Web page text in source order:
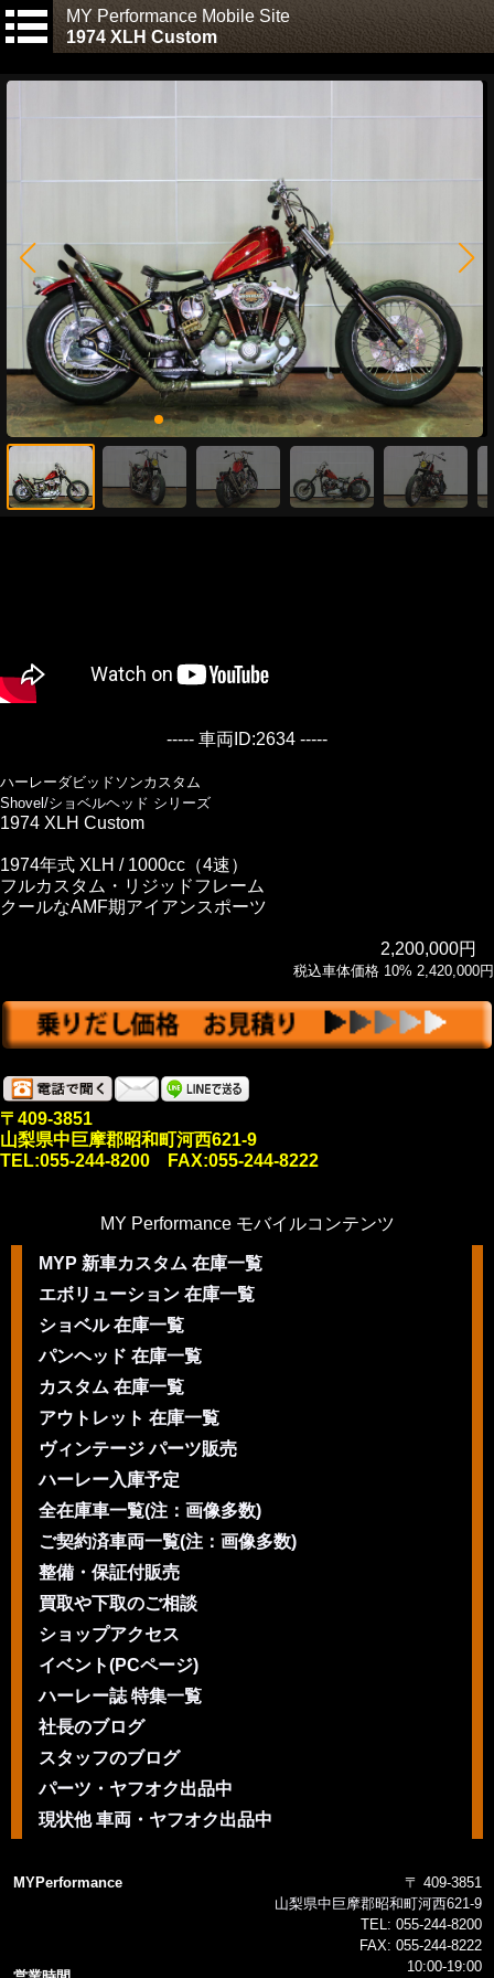
MY Performance Mobile Site
1974 XLH Custom
----- 車両ID:2634 -----
ハーレーダビッドソンカスタム
Shovel/ショベルヘッド シリーズ
1974 XLH Custom
1974年式 XLH / 1000cc（4速）
フルカスタム・リジッドフレーム
クールなAMF期アイアンスポーツ
2,200,000円
税込車体価格 10% 2,420,000円
〒409-3851
山梨県中巨摩郡昭和町河西621-9
TEL:055-244-8200 FAX:055-244-8222
MY Performance モバイルコンテンツ
MYP 新車カスタム 在庫一覧
エボリューション 在庫一覧
ショベル 在庫一覧
パンヘッド 在庫一覧
カスタム 在庫一覧
アウトレット 在庫一覧
ヴィンテージ パーツ販売
ハーレー入庫予定
全在庫車一覧(注：画像多数)
ご契約済車両一覧(注：画像多数)
整備・保証付販売
買取や下取のご相談
ショップアクセス
イベント(PCページ)
ハーレー誌 特集一覧
社長のブログ
スタッフのブログ
パーツ・ヤフオク出品中
現状他 車両・ヤフオク出品中
MYPerformance
〒 409-3851
山梨県中巨摩郡昭和町河西621-9
TEL: 055-244-8200
FAX: 055-244-8222
10:00-19:00